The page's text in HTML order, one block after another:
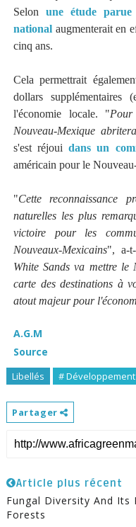
Selon une étude parue
nationalaugmenterait en
cinq ans.
Cela permettrait
dollars supplémentaires
l'économie locale. "
Nouveau-Mexique
s'est réjouidans un
américain pour le
"Cette reconnaissance
naturelles les plus
victoire pour les
Nouveaux-Mexicains", a-
White Sands va mettre le
carte des destinations à
atout majeur pour
A.G.M
Source
Libellés #
Partager
Article plus récent
Fungal Diversity And
Forests